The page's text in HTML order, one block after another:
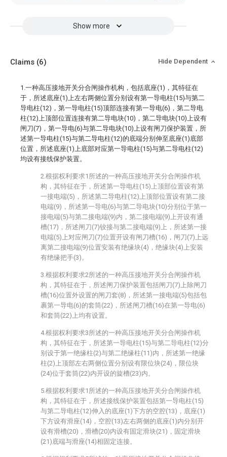
Show more
Claims (6) Hide Dependent
1.一种高压接地开关分合闸操作机构，包括底座(1)，其特征在
于，所述底座(1)上左右两侧位置分别设有第一导电柱(15)与第二
导电柱(12)，第一导电柱(15)顶部连接有第一导电(6)，第二导电
柱(12)上顶部位置连接有第二导电块(10)，第二导电块(10)上设有
闸刀(7)，第一导电(6)与第二导电块(10)上设有闸刀保护装置，所
述第一导电柱(15)与第二导电柱(12)的底端分别伸至底座(1)底部
位置，所述底座(1)上底部对应第一导电柱(15)与第二导电柱(12)
均设有接线保护装置。
2.根据权利要求1所述的一种高压接地开关分合闸操作机
构，其特征在于，所述第一导电柱(15)上顶部位置设有第
一接电端(5)，所述第二导电柱(12)上顶部位置设有第二接
电端(9)，所述第一导电(6)与第二导电块(10)分别位于第一
接电端(5)与第二接电端(9)内，第二接电端(9)上开设有通
槽(17)，所述闸刀(7)铰接与第二接电端(9)上，所述第一接
电端(5)上对应闸刀(7)位置开设有闸刀槽(16)，闸刀(7)上远
离第二接电端(9)位置安装有绝缘块(4)，绝缘块(4)上安装
有绝缘把手(3)。
3.根据权利要求2所述的一种高压接地开关分合闸操作机
构，其特征在于，所述闸刀保护装置包括闸刀(7)上除闸刀
槽(16)位置外设置的闸刀套(8)，所述第一接电端(5)包括包
裹第一导电(6)的套筒(22)，所述闸刀槽(16)在第一导电(6)
和套筒(22)上均有设置。
4.根据权利要求3所述的一种高压接地开关分合闸操作机
构，其特征在于，所述第一导电柱(15)与第二导电柱(12)分
别设于第一绝缘柱(2)与第二绝缘柱(11)内，所述第一绝缘
柱(2)上顶部左右两侧位置分别设有限位块(24)，限位块
(24)位于套筒(22)内开设的旋槽(23)内。
5.根据权利要求1所述的一种高压接地开关分合闸操作机
构，其特征在于，所述接线保护装置包括第一导电柱(15)
与第二导电柱(12)伸入的底座(1)下方的空腔(13)，底座(1)
下方设有滑座(14)，空腔(13)左右两侧的底座(1)内分别开
设有滑槽(20)，滑槽(20)内设有固定滑块(21)，固定滑块
(21)底端与滑座(14)相固定连接。